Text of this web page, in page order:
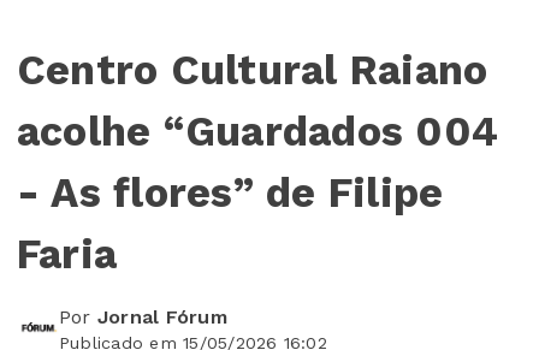
Centro Cultural Raiano
acolhe “Guardados 004
- As flores” de Filipe
Faria
Por Jornal Fórum
Publicado em 15/05/2026 16:02